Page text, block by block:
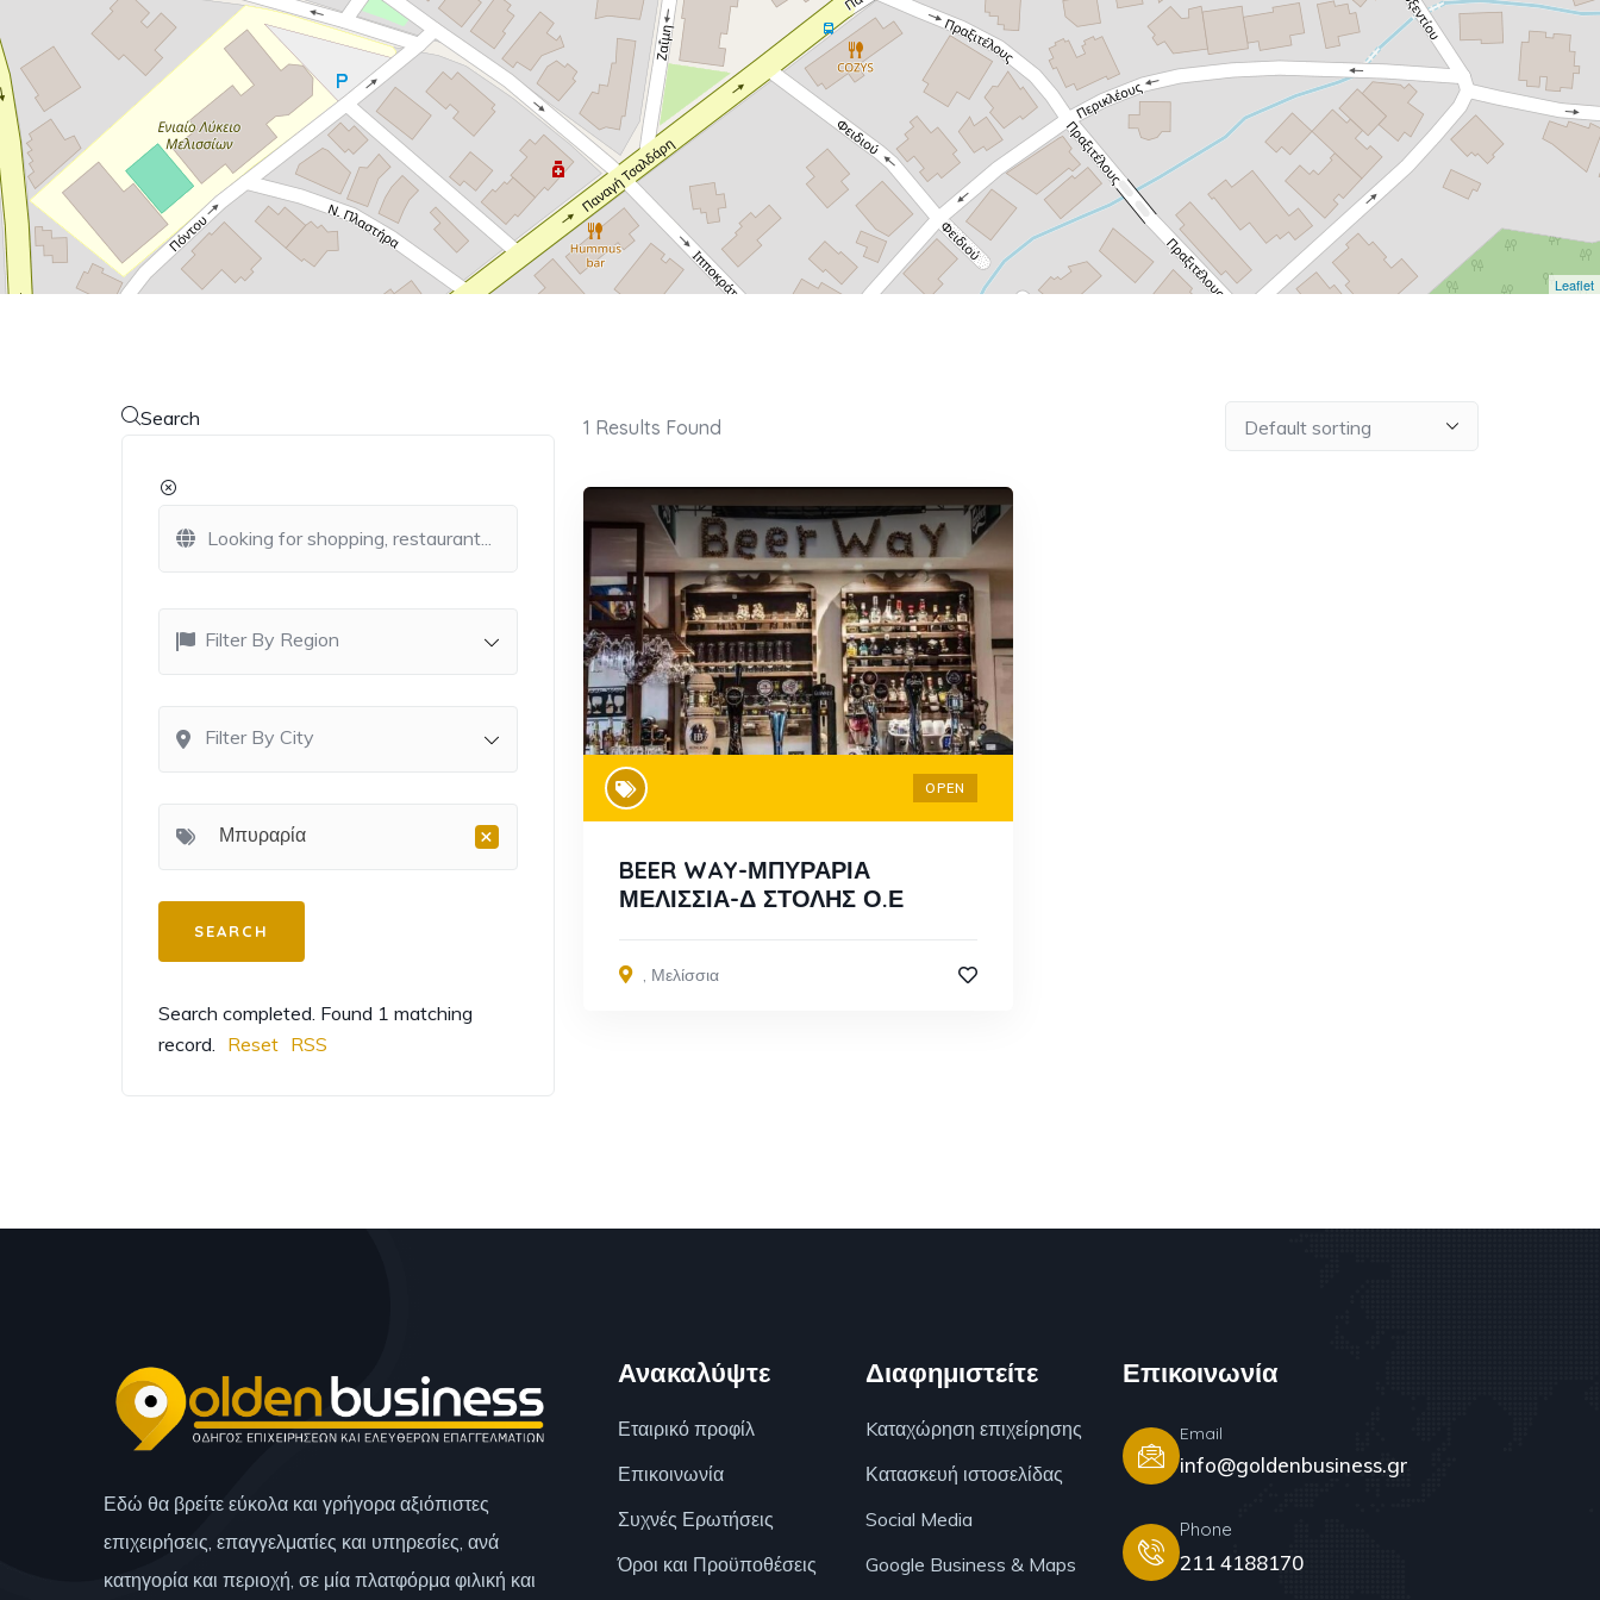
Leaflet
Search
Filter By Region
Filter By City
×
Μπυραρία
Search completed. Found 1 matching
record.
Reset RSS
1 Results Found
OPEN
BEER WAY-ΜΠΥΡΑΡΙΑ
ΜΕΛΙΣΣΙΑ-Δ ΣΤΟΛΗΣ Ο.Ε
, Μελίσσια
Εδώ θα βρείτε εύκολα και γρήγορα αξιόπιστες
επιχειρήσεις, επαγγελματίες και υπηρεσίες, ανά
κατηγορία και περιοχή, σε μία πλατφόρμα φιλική και
Ανακαλύψτε
Εταιρικό προφίλ
Επικοινωνία
Συχνές Ερωτήσεις
Όροι και Προϋποθέσεις
Διαφημιστείτε
Kαταχώρηση επιχείρησης
Κατασκευή ιστοσελίδας
Social Media
Google Business & Maps
Επικοινωνία
Email
info@goldenbusiness.gr
Phone
211 4188170